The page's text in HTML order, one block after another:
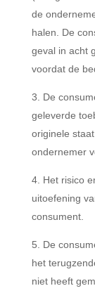
de
halen. De
geval in acht
voordat de
De
geleverde
originele
ondernemer
Het risico
uitoefening
consument.
De
het
niet heeft